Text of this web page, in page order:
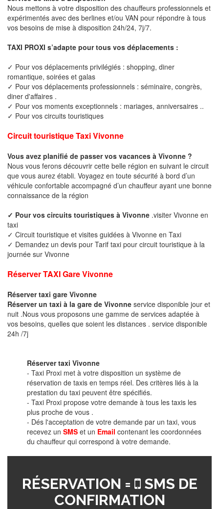
Nous mettons à votre disposition des chauffeurs professionnels et
expérimentés avec des berlines et/ou VAN pour répondre à tous
vos besoins de mise à disposition 24h/24, 7j/7.
TAXI PROXI s’adapte pour tous vos déplacements :
✓ Pour vos déplacements privilégiés : shopping, diner
romantique, soirées et galas
✓ Pour vos déplacements professionnels : séminaire, congrès,
diner d'affaires .
✓ Pour vos moments exceptionnels : mariages, anniversaires ..
✓ Pour vos circuits touristiques
Circuit touristique Taxi Vivonne
Vous avez planifié de passer vos vacances à Vivonne ?
Nous vous ferons découvrir cette belle région en suivant le circuit
que vous aurez établi. Voyagez en toute sécurité à bord d’un
véhicule confortable accompagné d’un chauffeur ayant une bonne
connaissance de la région
✓ Pour vos circuits touristiques à Vivonne .visiter Vivonne en
taxi
✓ Circuit touristique et visites guidées à Vivonne en Taxi
✓ Demandez un devis pour Tarif taxi pour circuit touristique à la
journée sur Vivonne
Réserver TAXI Gare Vivonne
Réserver taxi gare Vivonne
Réserver un taxi à la gare de Vivonne service disponible jour et
nuit .Nous vous proposons une gamme de services adaptée à
vos besoins, quelles que soient les distances . service disponible
24h /7j
Réserver taxi Vivonne
- Taxi Proxi met à votre disposition un système de
réservation de taxis en temps réel. Des critères liés à la
prestation du taxi peuvent être spécifiés.
- Taxi Proxi propose votre demande à tous les taxis les
plus proche de vous .
- Dés l'acceptation de votre demande par un taxi, vous
recevez un SMS et un Email contenant les coordonnées
du chauffeur qui correspond à votre demande.
RÉSERVATION =
SMS DE
CONFIRMATION